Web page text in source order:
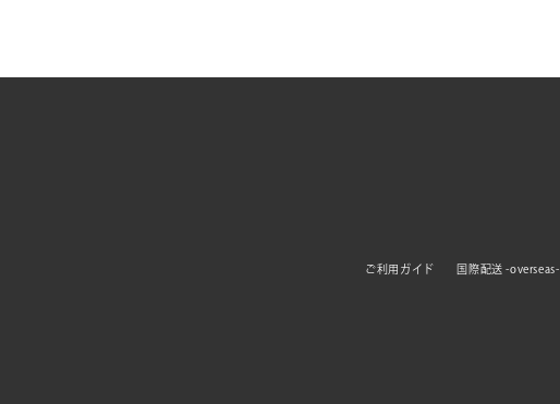
ご利用ガイド 国際配送 -overseas-